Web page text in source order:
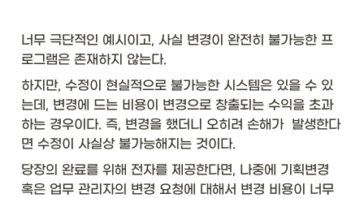
너무 극단적인 예시이고, 사실 변경이 완전히 불가능한 프
로그램은 존재하지 않는다.
하지만, 수정이 현실적으로 불가능한 시스템은 있을 수 있
는데, 변경에 드는 비용이 변경으로 창출되는 수익을 초과
하는 경우이다. 즉, 변경을 했더니 오히려 손해가  발생한다
면 수정이 사실상 불가능해지는 것이다.
당장의 완료를 위해 전자를 제공한다면, 나중에 기획변경
혹은 업무 관리자의 변경 요청에 대해서 변경 비용이 너무